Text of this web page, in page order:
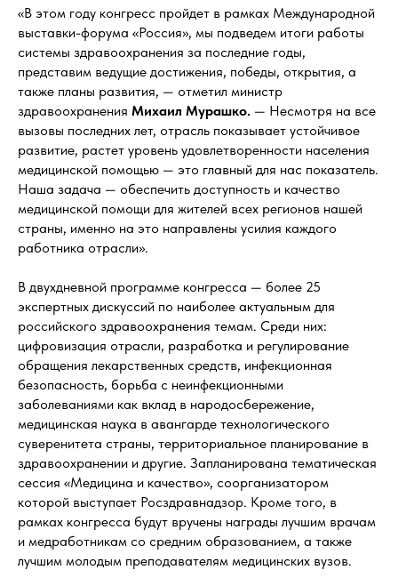
«В этом году конгресс пройдет в рамках Международной
выставки-форума «Россия», мы подведем итоги работы
системы здравоохранения за последние годы,
представим ведущие достижения, победы, открытия, а
также планы развития, — отметил министр
здравоохранения Михаил Мурашко. — Несмотря на все
вызовы последних лет, отрасль показывает устойчивое
развитие, растет уровень удовлетворенности населения
медицинской помощью — это главный для нас показатель.
Наша задача — обеспечить доступность и качество
медицинской помощи для жителей всех регионов нашей
страны, именно на это направлены усилия каждого
работника отрасли».
В двухдневной программе конгресса — более 25
экспертных дискуссий по наиболее актуальным для
российского здравоохранения темам. Среди них:
цифровизация отрасли, разработка и регулирование
обращения лекарственных средств, инфекционная
безопасность, борьба с неинфекционными
заболеваниями как вклад в народосбережение,
медицинская наука в авангарде технологического
суверенитета страны, территориальное планирование в
здравоохранении и другие. Запланирована тематическая
сессия «Медицина и качество», соорганизатором
которой выступает Росздравнадзор. Кроме того, в
рамках конгресса будут вручены награды лучшим врачам
и медработникам со средним образованием, а также
лучшим молодым преподавателям медицинских вузов.